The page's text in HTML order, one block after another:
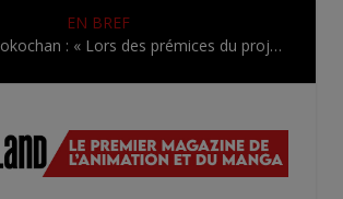
EN BREF
[Entretien] Mokochan : « Lors des prémices du projet, il était déjà demandé de suivre au mieux le manga originel.»